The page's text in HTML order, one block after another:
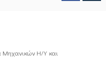
Μηχανικών Η/Υ και